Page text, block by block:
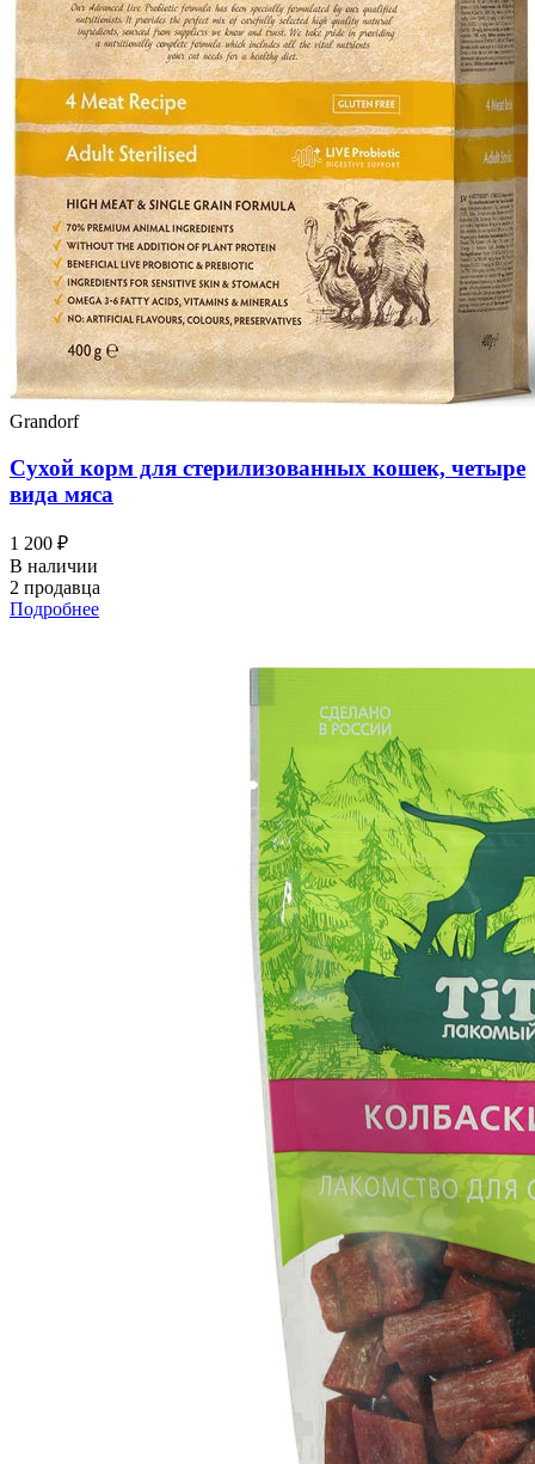
Grandorf
Сухой корм для стерилизованных кошек, четыре
вида мяса
1 200 ₽
В наличии
2 продавца
Подробнее